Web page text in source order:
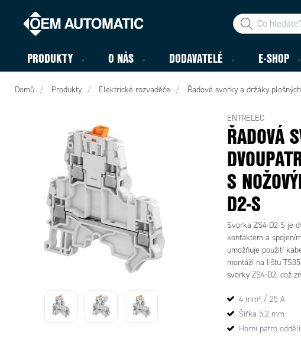
PRODUKTY O NÁS DODAVATELÉ E-SHOP
Domů Produkty Elektrické rozvaděče Řadové svorky a držáky
ENTRELEC
ŘADOVÁ
S
D2-S
Svorka ZS4-D2-S je
kontaktem a
umožňuje použití
montáži na lištu
svorky ZS4-D2, což
4 mm² / 25 A
Šířka 5,2 mm
Horní patro